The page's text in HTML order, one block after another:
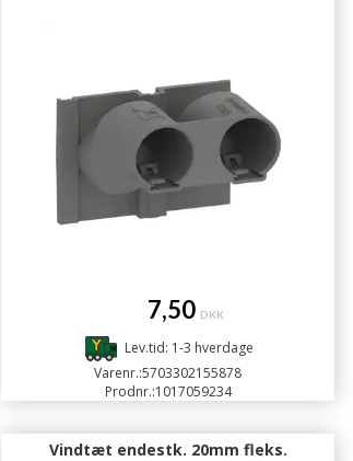
7,50 DKK
Lev.tid: 1-3 hverdage
Varenr.:5703302155878
Prodnr.:1017059234
Vindtæt endestk. 20mm fleks.